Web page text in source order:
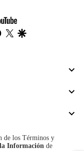
youtube-
footer
facebook
twitter
de los Términos y
Información de